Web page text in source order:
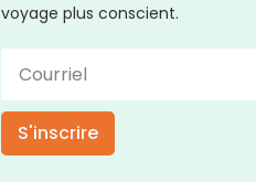
voyage plus conscient.
S'inscrire